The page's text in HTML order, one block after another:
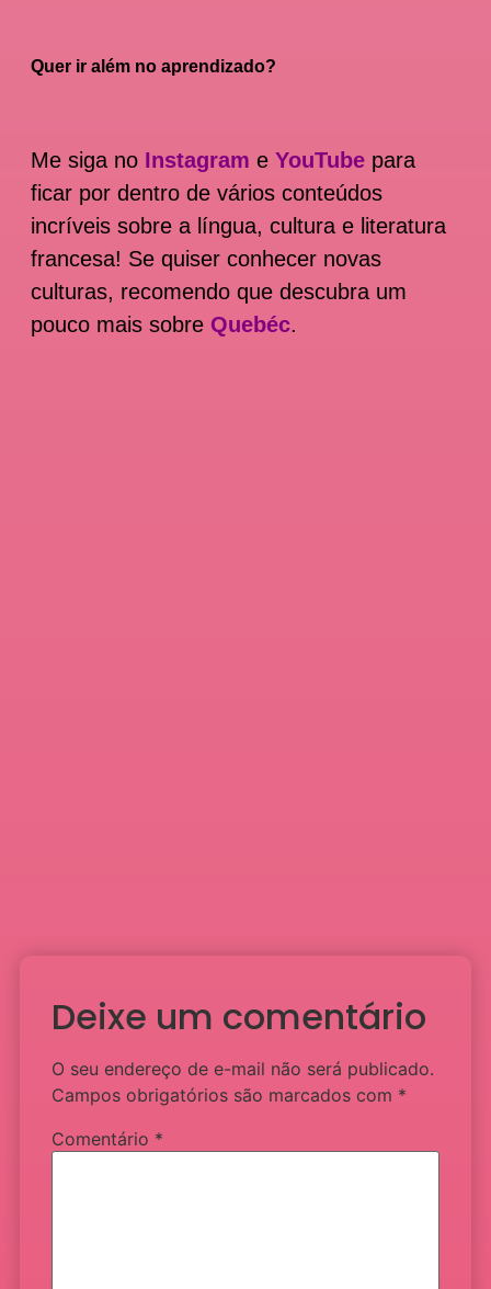
Quer ir além no aprendizado?
Me siga no Instagram e YouTube para
ficar por dentro de vários conteúdos
incríveis sobre a língua, cultura e literatura
francesa! Se quiser conhecer novas
culturas, recomendo que descubra um
pouco mais sobre Quebéc.
Deixe um comentário
O seu endereço de e-mail não será publicado.
Campos obrigatórios são marcados com *
Comentário *